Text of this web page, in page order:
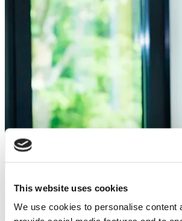
This website uses cookies
We use cookies to personalise content